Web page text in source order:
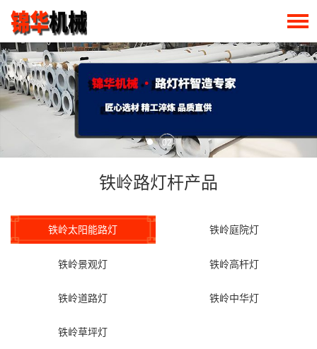
02
铁岭路灯杆产品
铁岭太阳能路灯 铁岭庭院灯
铁岭景观灯 铁岭高杆灯
铁岭道路灯 铁岭中华灯
铁岭草坪灯